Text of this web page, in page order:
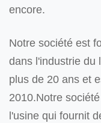
encore.
Notre société est
dans l'industrie du
plus de 20 ans et
2010.Notre
l'usine qui fournit